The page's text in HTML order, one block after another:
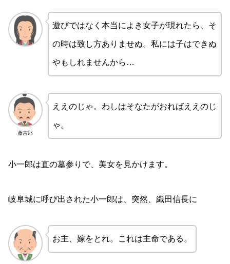
遊びではなく本当によき女子が現れたら、そ
の時は致し方ありませぬ。私には子はできぬ
やもしれませんから…
藤吉郎
ええのじゃ。わしはそなたがおればええのじ
ゃ。
小一郎は直の墓参りで、美女を見かけます。
岐阜城に呼び出された小一郎は、突然、織田信長に
お主、嫁をとれ。これは主命である。